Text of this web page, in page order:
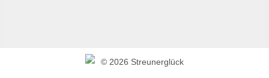
© 2026 Streunerglück